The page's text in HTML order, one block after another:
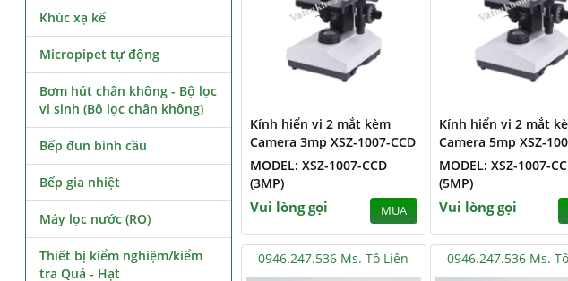
Kính hiển vi 2 mắt kèm
Camera 3mp XSZ-1007-CCD
MODEL: XSZ-1007-CCD
(3MP)
Vui lòng gọi MUA
Kính hiển vi 2 mắt
Camera 5mp XSZ-
MODEL: XSZ-1007-
(5MP)
Vui lòng gọi
0946.247.536 Ms. Tô Liên 0946.247.536 Ms.
Khúc xạ kế
Micropipet tự động
Bơm hút chân không - Bộ lọc
vi sinh (Bộ lọc chân không)
Bếp đun bình cầu
Bếp gia nhiệt
Máy lọc nước (RO)
Thiết bị kiểm nghiệm/kiểm
tra Quả - Hạt